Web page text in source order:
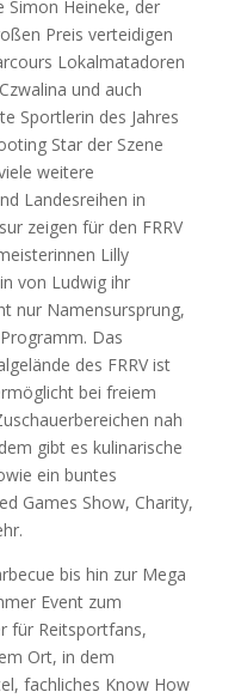
Simon Heineke, der
Preis verteidigen
Lokalmatadoren
und auch
Sportlerin des Jahres
Star der Szene
weitere
Landesreihen in
zeigen für den FRRV
Lilly
von Ludwig ihr
nur Namensursprung,
Das
des FRRV ist
bei freiem
nah
gibt es kulinarische
ein buntes
Games Show, Charity,
bis hin zur Mega
Event zum
für Reitsportfans,
Ort, in dem
fachliches Know How